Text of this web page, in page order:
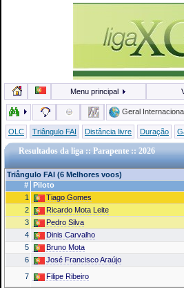
Menu principal
Geral
OLC Triângulo FAI Distância livre Duração
Resultados da liga :: Parapente :: 2026
Triângulo FAI (6 Melhores voos)
# Piloto
1
Tiago Gomes
2
Ricardo Mota Leite
3
Pedro Silva
4
Dinis Carvalho
5
Bruno Mota
6
José Francisco Araújo
7
Filipe Ribeiro